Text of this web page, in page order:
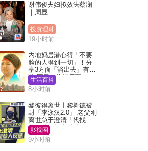
谢伟俊夫妇拟效法蔡澜
｜周显
投资理财
19小时前
内地妈居港心得「不要
脸的人得到一切」！分
享3方面「豁出去」有著
数 网民：你好厉害
生活百科
8小时前
黎彼得离世丨黎树德被
封「李泳汉2.0」 老父刚
离世急于澄清「代找卡
数」传闻惹人反感
影视圈
9小时前